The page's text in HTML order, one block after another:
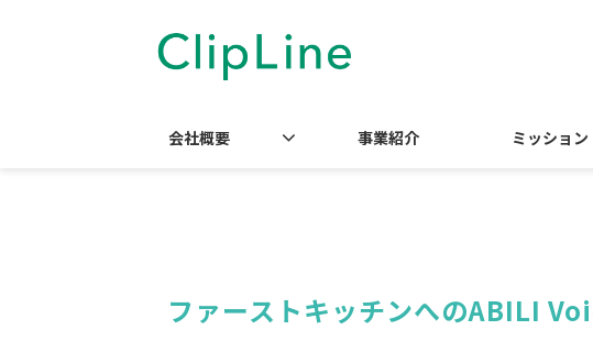
会社概要 事業紹介 ミッション
ファーストキッチンへのABILI